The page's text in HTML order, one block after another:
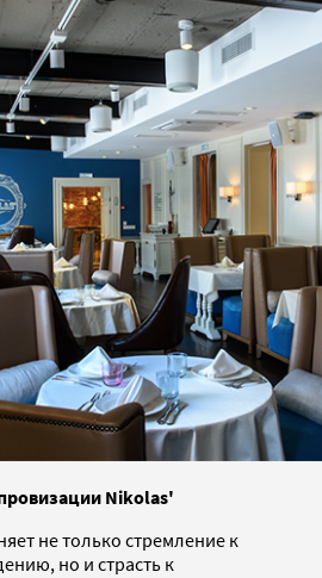
Nikolas'
не только стремление к
но и страсть к